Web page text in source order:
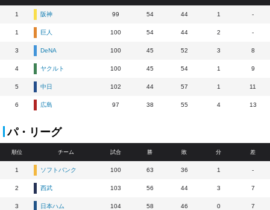
1 阪神 99 54 44 1 -
1 巨人 100 54 44 2 -
3 DeNA 100 45 52 3 8
4 ヤクルト 100 45 54 1 9
5 中日 102 44 57 1 11
6 広島 97 38 55 4 13
パ・リーグ
順位 チーム 試合 勝 敗 分 差
1 ソフトバンク 100 63 36 1 -
2 西武 103 56 44 3 7
3 日本ハム 104 58 46 0 7